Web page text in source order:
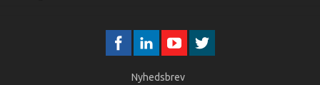
Nyhedsbrev